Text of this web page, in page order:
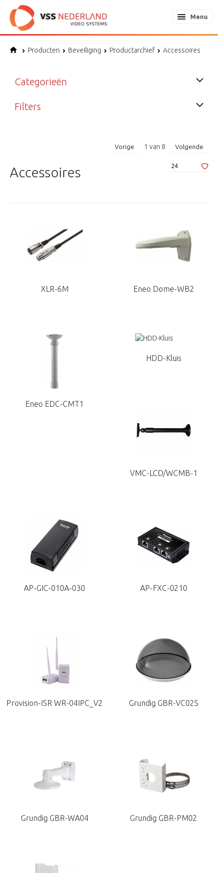
Menu
Producten Beveiliging Productarchief Accessoires
Categorieën
Filters
Vorige 1 van 8 Volgende
Accessoires
XLR-6M Eneo Dome-WB2
Eneo EDC-CMT1
HDD-Kluis
VMC-LCD/WCMB-1
AP-GIC-010A-030 AP-FXC-0210
Provision-ISR WR-04IPC_V2 Grundig GBR-VC02S
Grundig GBR-WA04 Grundig GBR-PM02